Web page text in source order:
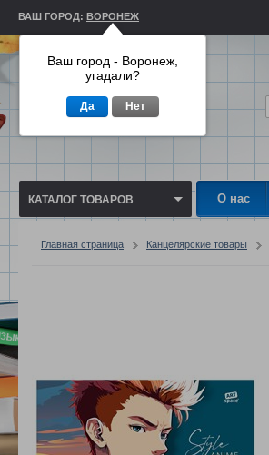
ВАШ ГОРОД: ВОРОНЕЖ
КАТАЛОГ ТОВАРОВ О нас
Главная страница Канцелярские товары
Ваш город - Воронеж,
угадали?
Да Нет